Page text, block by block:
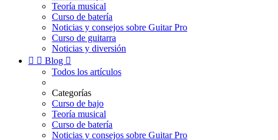
Teoría musical
Curso de batería
Noticias y consejos sobre Guitar Pro
Curso de guitarra
Noticias y diversión
  Blog 
Todos los artículos
Categorías
Curso de bajo
Teoría musical
Curso de batería
Noticias y consejos sobre Guitar Pro